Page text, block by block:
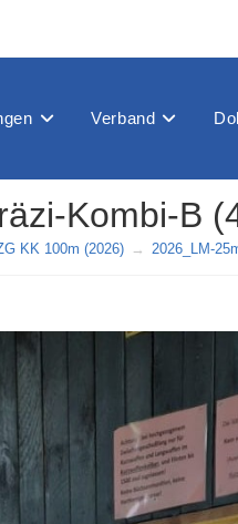
Verband
Kombi-B
KK 100m (2026) → 2026_LM-